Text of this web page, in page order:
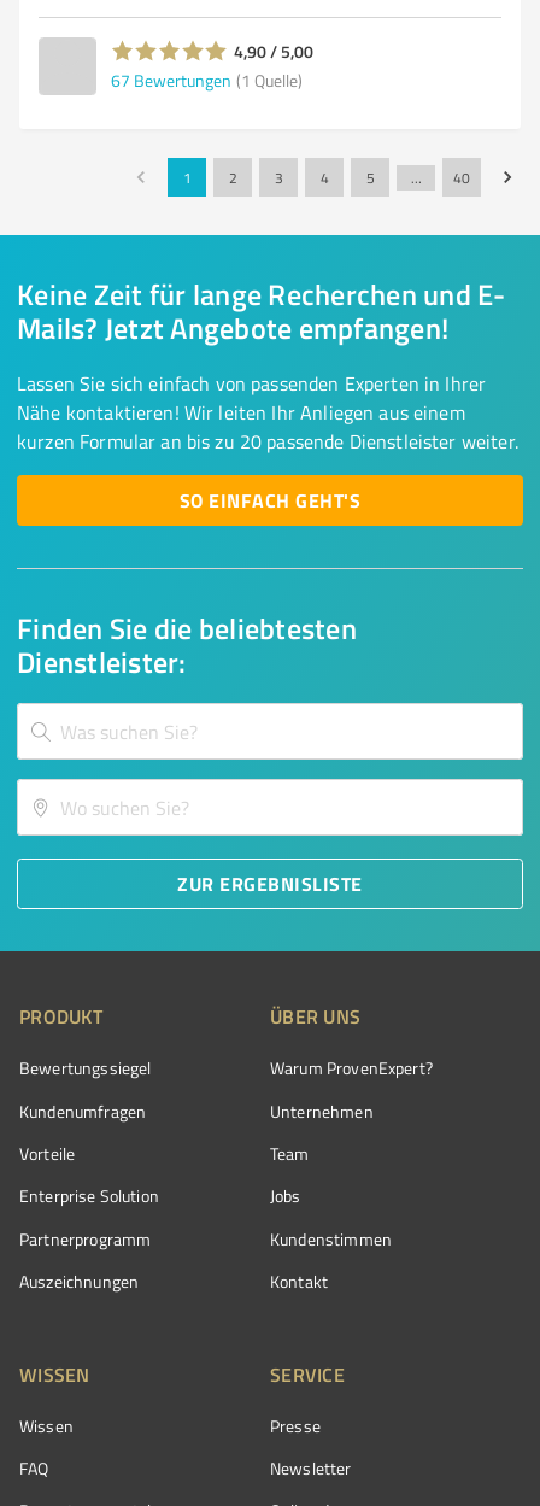
4,90 / 5,00
67 Bewertungen (1 Quelle)
1 2 3 4 5 … 40
Finden Sie die beliebtesten
Dienstleister:
ZUR ERGEBNISLISTE
Keine Zeit für lange Recherchen und E-
Mails? Jetzt Angebote empfangen!
Lassen Sie sich einfach von passenden Experten in Ihrer
Nähe kontaktieren! Wir leiten Ihr Anliegen aus einem
kurzen Formular an bis zu 20 passende Dienstleister weiter.
SO EINFACH GEHT'S
PRODUKT
Bewertungssiegel
Kundenumfragen
Vorteile
Enterprise Solution
Partnerprogramm
Auszeichnungen
ÜBER UNS
Warum ProvenExpert?
Unternehmen
Team
Jobs
Kundenstimmen
Kontakt
WISSEN
Wissen
FAQ
SERVICE
Presse
Newsletter